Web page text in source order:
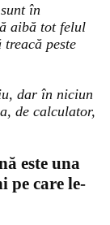
în
aibă tot felul
peste
dar în niciun
de calculator,
este una
pe care le-